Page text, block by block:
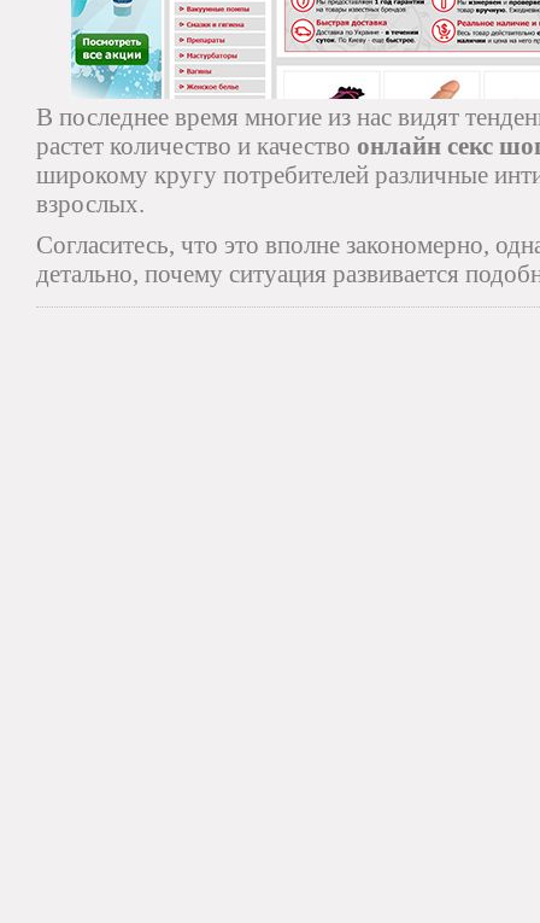
В последнее время многие из нас видят
растет количество и качество онлайн секс
широкому кругу потребителей различные
взрослых.
Согласитесь, что это вполне закономерно,
детально, почему ситуация развивается